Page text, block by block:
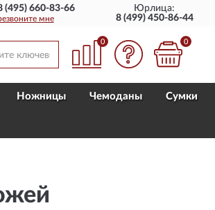
ДОСТАВИМ ПО ВСЕЙ РОССИИ
(495) 660-83-66
мне
Юрлица:
8 (499) 450-86-44
0 0
Ножницы Чемоданы Сумки